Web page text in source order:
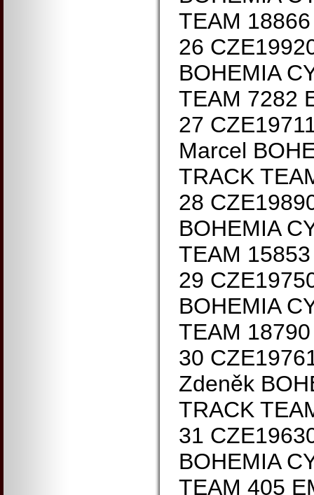
TEAM
26
BOHEMIA
TEAM 7282
27
Marcel
TRACK
28
BOHEMIA
TEAM
29
BOHEMIA
TEAM
30
Zdeněk
TRACK
31
BOHEMIA
TEAM 405